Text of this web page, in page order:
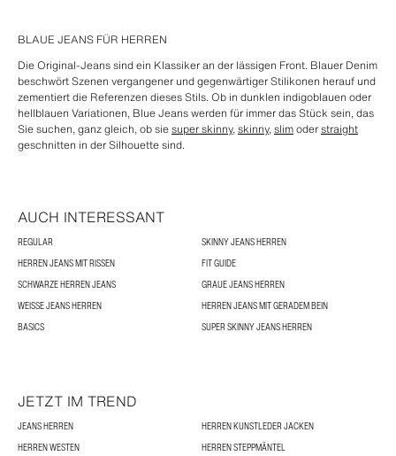
BLAUE JEANS FÜR HERREN
Die Original-Jeans sind ein Klassiker an der lässigen Front. Blauer Denim
beschwört Szenen vergangener und gegenwärtiger Stilikonen herauf und
zementiert die Referenzen dieses Stils. Ob in dunklen indigoblauen oder
hellblauen Variationen, Blue Jeans werden für immer das Stück sein, das
Sie suchen, ganz gleich, ob siesuper skinny,skinny,slimoderstraight
geschnitten in der Silhouette sind.
AUCH INTERESSANT
REGULAR
SKINNY JEANS HERREN
HERREN JEANS MIT RISSEN
FIT GUIDE
SCHWARZE HERREN JEANS
GRAUE JEANS HERREN
WEISSE JEANS HERREN
HERREN JEANS MIT GERADEM BEIN
BASICS
SUPER SKINNY JEANS HERREN
JETZT IM TREND
JEANS HERREN
HERREN KUNSTLEDER JACKEN
HERREN WESTEN
HERREN STEPPMÄNTEL